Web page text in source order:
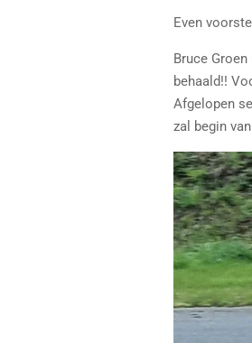
Even
Bruce
behaald!!
Afgelopen
zal begin